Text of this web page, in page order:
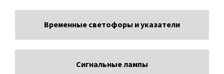
Временные светофоры и указатели
Сигнальные лампы